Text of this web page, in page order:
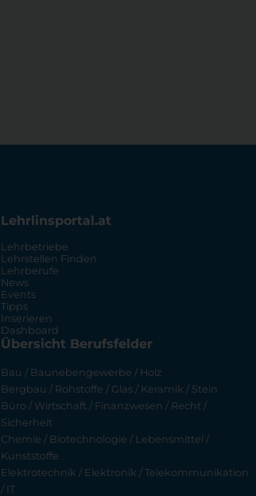
Lehrlinsportal.at
Lehrbetriebe
Lehrstellen Finden
Lehrberufe
News
Events
Tipps
Inserieren
Dashboard
Übersicht Berufsfelder
Bau / Baunebengewerbe / Holz
Bergbau / Rohstoffe / Glas / Keramik / Stein
Büro / Wirtschaft / Finanzwesen / Recht /
Sicherheit
Chemie / Biotechnologie / Lebensmittel /
Kunststoffe
Elektrotechnik / Elektronik / Telekommunikation
/ IT